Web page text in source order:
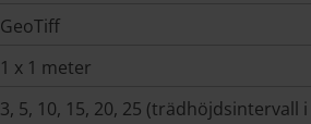
GeoTiff
1 x 1 meter
3, 5, 10, 15, 20, 25 (trädhöjdsintervall i